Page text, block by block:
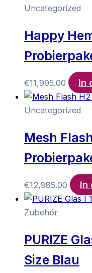
Uncategorized
Happy
€11,995.00 In
Uncategorized
Mesh
€12,985.00 In
Zubehör
PURIZE
Size Blau